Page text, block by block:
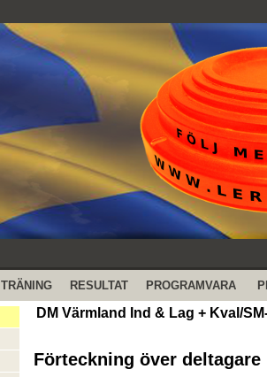
TRÄNING RESULTAT PROGRAMVARA
DM Värmland Ind & Lag + Kval/
Förteckning över deltagare